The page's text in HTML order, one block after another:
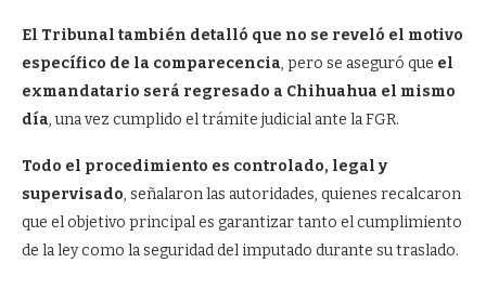
El Tribunal también detalló que no se reveló el motivo
específico de la comparecencia, pero se aseguró que el
exmandatario será regresado a Chihuahua el mismo
día, una vez cumplido el trámite judicial ante la FGR.
Todo el procedimiento es controlado, legal y
supervisado, señalaron las autoridades, quienes recalcaron
que el objetivo principal es garantizar tanto el cumplimiento
de la ley como la seguridad del imputado durante su traslado.